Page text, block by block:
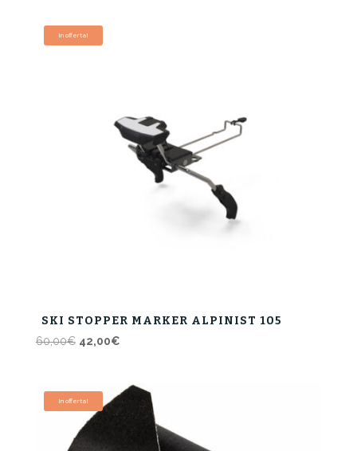
In offerta!
SKI STOPPER MARKER ALPINIST 105
60,00€ Il
era:
60,00€.
42,00€Il
è:
42,00€.
In offerta!